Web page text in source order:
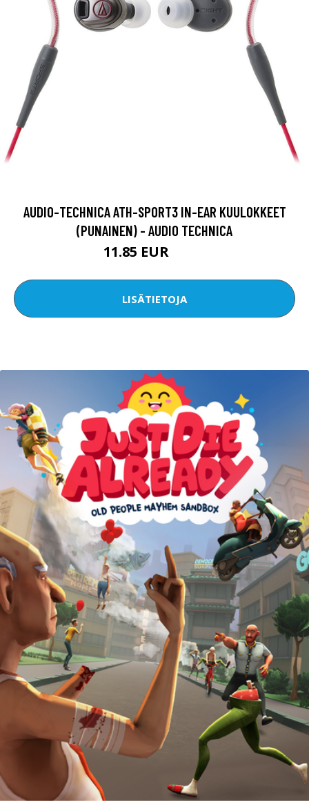
AUDIO-TECHNICA ATH-SPORT3 IN-EAR KUULOKKEET
(PUNAINEN) - AUDIO TECHNICA
11.85 EUR
LISÄTIETOJA